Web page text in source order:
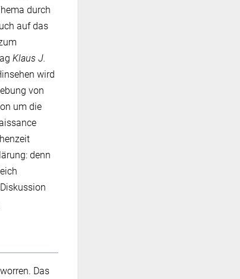
durch
auf das
Klaus J.
wird
von
um die
denn
Das